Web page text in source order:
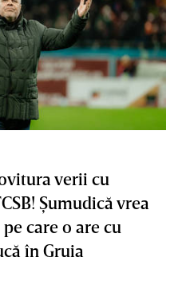
verii cu
Şumudică vrea
care o are cu
în Gruia